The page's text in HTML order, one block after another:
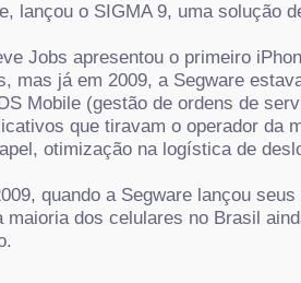
lançou o SIGMA 9, uma solução
Jobs apresentou o primeiro
mas já em 2009, a Segware
Mobile (gestão de ordens de
que tiravam o operador
otimização na logística de
quando a Segware lançou
maioria dos celulares no Brasil